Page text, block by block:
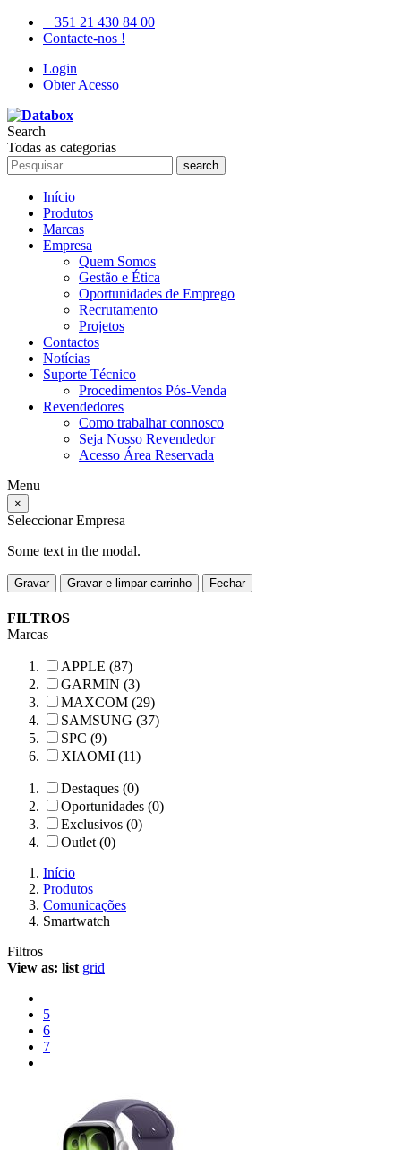
+ 351 21 430 84 00
Contacte-nos !
Login
Obter Acesso
Search
Todas as categorias
search
Início
Produtos
Marcas
Empresa
Quem Somos
Gestão e Ética
Oportunidades de Emprego
Recrutamento
Projetos
Contactos
Notícias
Suporte Técnico
Procedimentos Pós-Venda
Revendedores
Como trabalhar connosco
Seja Nosso Revendedor
Acesso Área Reservada
Menu
×
Seleccionar Empresa
Some text in the modal.
Gravar Gravar e limpar carrinho Fechar
FILTROS
Marcas
APPLE (87)
GARMIN (3)
MAXCOM (29)
SAMSUNG (37)
SPC (9)
XIAOMI (11)
Destaques (0)
Oportunidades (0)
Exclusivos (0)
Outlet (0)
Início
Produtos
Comunicações
Smartwatch
Filtros
View as: list grid
5
6
7